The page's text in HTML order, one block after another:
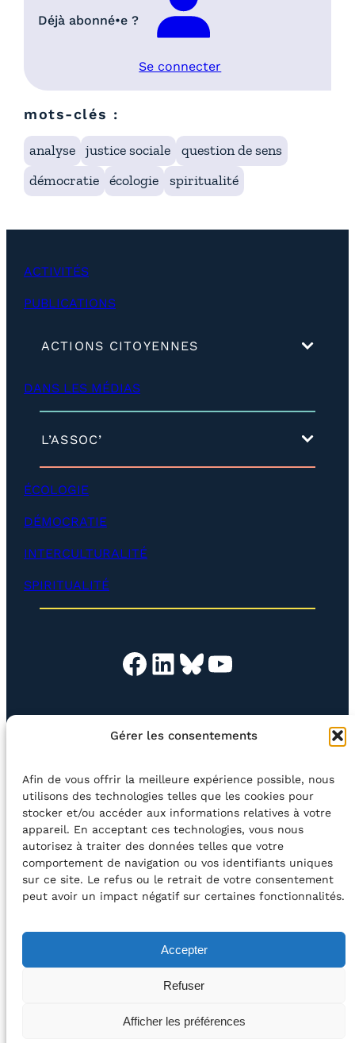
Gérer les consentements
Afin de vous offrir la meilleure expérience possible, nous
utilisons des technologies telles que les cookies pour
stocker et/ou accéder aux informations relatives à votre
appareil. En acceptant ces technologies, vous nous
autorisez à traiter des données telles que votre
comportement de navigation ou vos identifiants uniques
sur ce site. Le refus ou le retrait de votre consentement
peut avoir un impact négatif sur certaines fonctionnalités.
Accepter
Refuser
Afficher les préférences
Déjà abonné•e ?
Se connecter
mots-clés :
analyse justice sociale
question de sens
démocratie
écologie spiritualité
ACTIVITÉS
PUBLICATIONS
ACTIONS CITOYENNES
p
DANS LES MÉDIAS
L’ASSOC’
é
l
o
p
e
r
)
ÉCOLOGIE
DÉMOCRATIE
INTERCULTURALITÉ
SPIRITUALITÉ
Facebook LinkedIn Bluesky YouTube
EN QUESTION BOUTIQUE NEWSLETTER
CONTACT
Rechercher
©2026 Centre Avec asblBE33 5230​ 8091​ 4546
avec le soutien de la Fédération Wallonie-Bruxelles
POLITIQUE DE CONFIDENTIALITÉ
Développement :Média Animation asbl